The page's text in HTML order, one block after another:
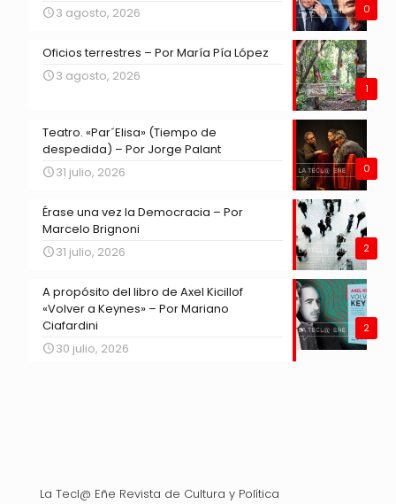
0
3 agosto, 2026
1
Oficios terrestres – Por María Pía López
3 agosto, 2026
0
Teatro. «Par´Elisa» (Tiempo de
despedida) – Por Jorge Palant
31 julio, 2026
2
Érase una vez la Democracia – Por
Marcelo Brignoni
31 julio, 2026
2
A propósito del libro de Axel Kicillof
«Volver a Keynes» – Por Mariano
Ciafardini
30 julio, 2026
La Tecl@ Eñe Revista de Cultura y Política